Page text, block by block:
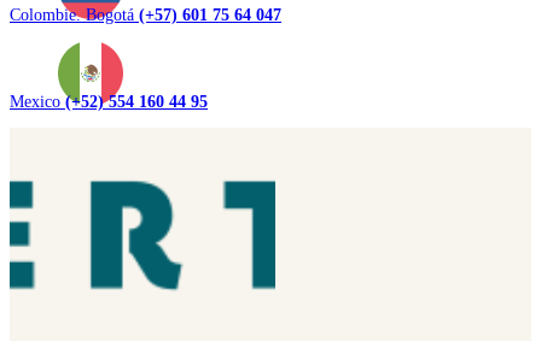
Colombie. Bogotá (+57) 601 75 64 047
Mexico (+52) 554 160 44 95